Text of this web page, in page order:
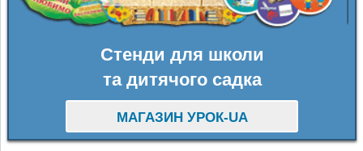
Стенди для школи
та дитячого садка
МАГАЗИН УРОК-UA